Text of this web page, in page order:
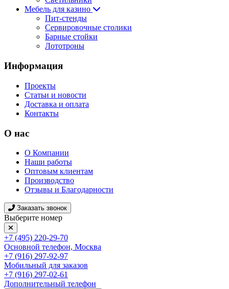
Мебель для казино
Пит-стенды
Сервировочные столики
Барные стойки
Лототроны
Информация
Проекты
Статьи и новости
Доставка и оплата
Контакты
О нас
О Компании
Наши работы
Оптовым клиентам
Производство
Отзывы и Благодарности
Заказать звонок
Выберите номер
+7 (495) 220-29-70
Основной телефон, Москва
+7 (916) 297-92-97
Мобильный для заказов
+7 (916) 297-02-61
Дополнительный телефон